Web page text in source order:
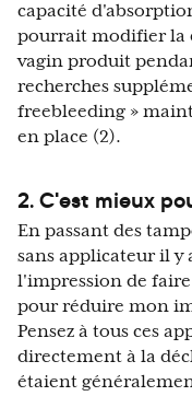
capacité
pourrait modifier la
vagin produit
recherches
freebleeding »
en place (2).
2. C'est mieux
En passant des
sans applicateur il y
l'impression de
pour réduire mon
Pensez à tous ces
directement à la
étaient